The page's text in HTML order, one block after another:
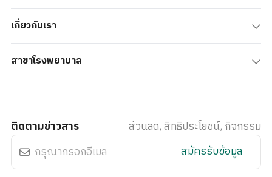
เกี่ยวกับเรา
สาขาโรงพยาบาล
ติดตามข่าวสาร
ส่วนลด, สิทธิประโยชน์, กิจกรรม
สมัครรับข้อมูล